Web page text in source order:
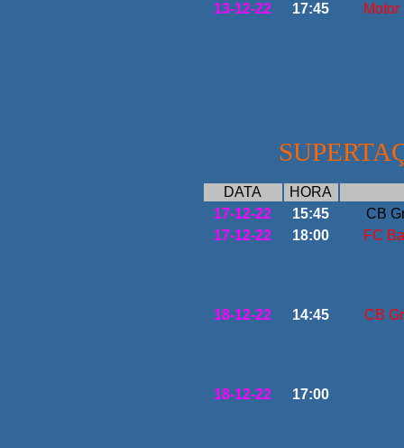
13-12-22
17:45 Motor
DATA
HORA
17-12-22
15:45
CB
17-12-22
18:00 FC
18-12-22 14:45 CB
18-12-22 17:00